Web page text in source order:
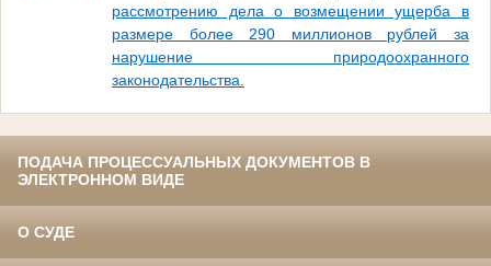
рассмотрению дела о возмещении ущерба в
размере более 290 миллионов рублей за
нарушение природоохранного
законодательства.
ПОДАЧА ПРОЦЕССУАЛЬНЫХ ДОКУМЕНТОВ В
ЭЛЕКТРОННОМ ВИДЕ
О СУДЕ